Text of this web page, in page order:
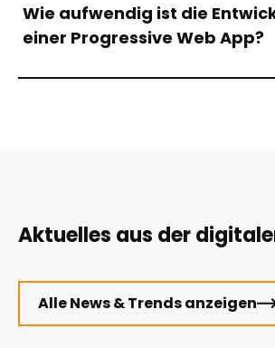
Wie aufwendig ist die
einer Progressive Web App?
Aktuelles aus der
Alle News & Trends anzeigen